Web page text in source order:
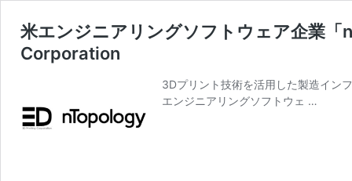
米エンジニアリングソフトウェア企業
Corporation
3Dプリント技術を活用した製造イン
エンジニアリングソフトウェ …